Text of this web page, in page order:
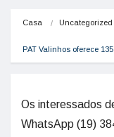
Casa Uncategorized
PAT Valinhos oferece
Os interessados
WhatsApp (19)